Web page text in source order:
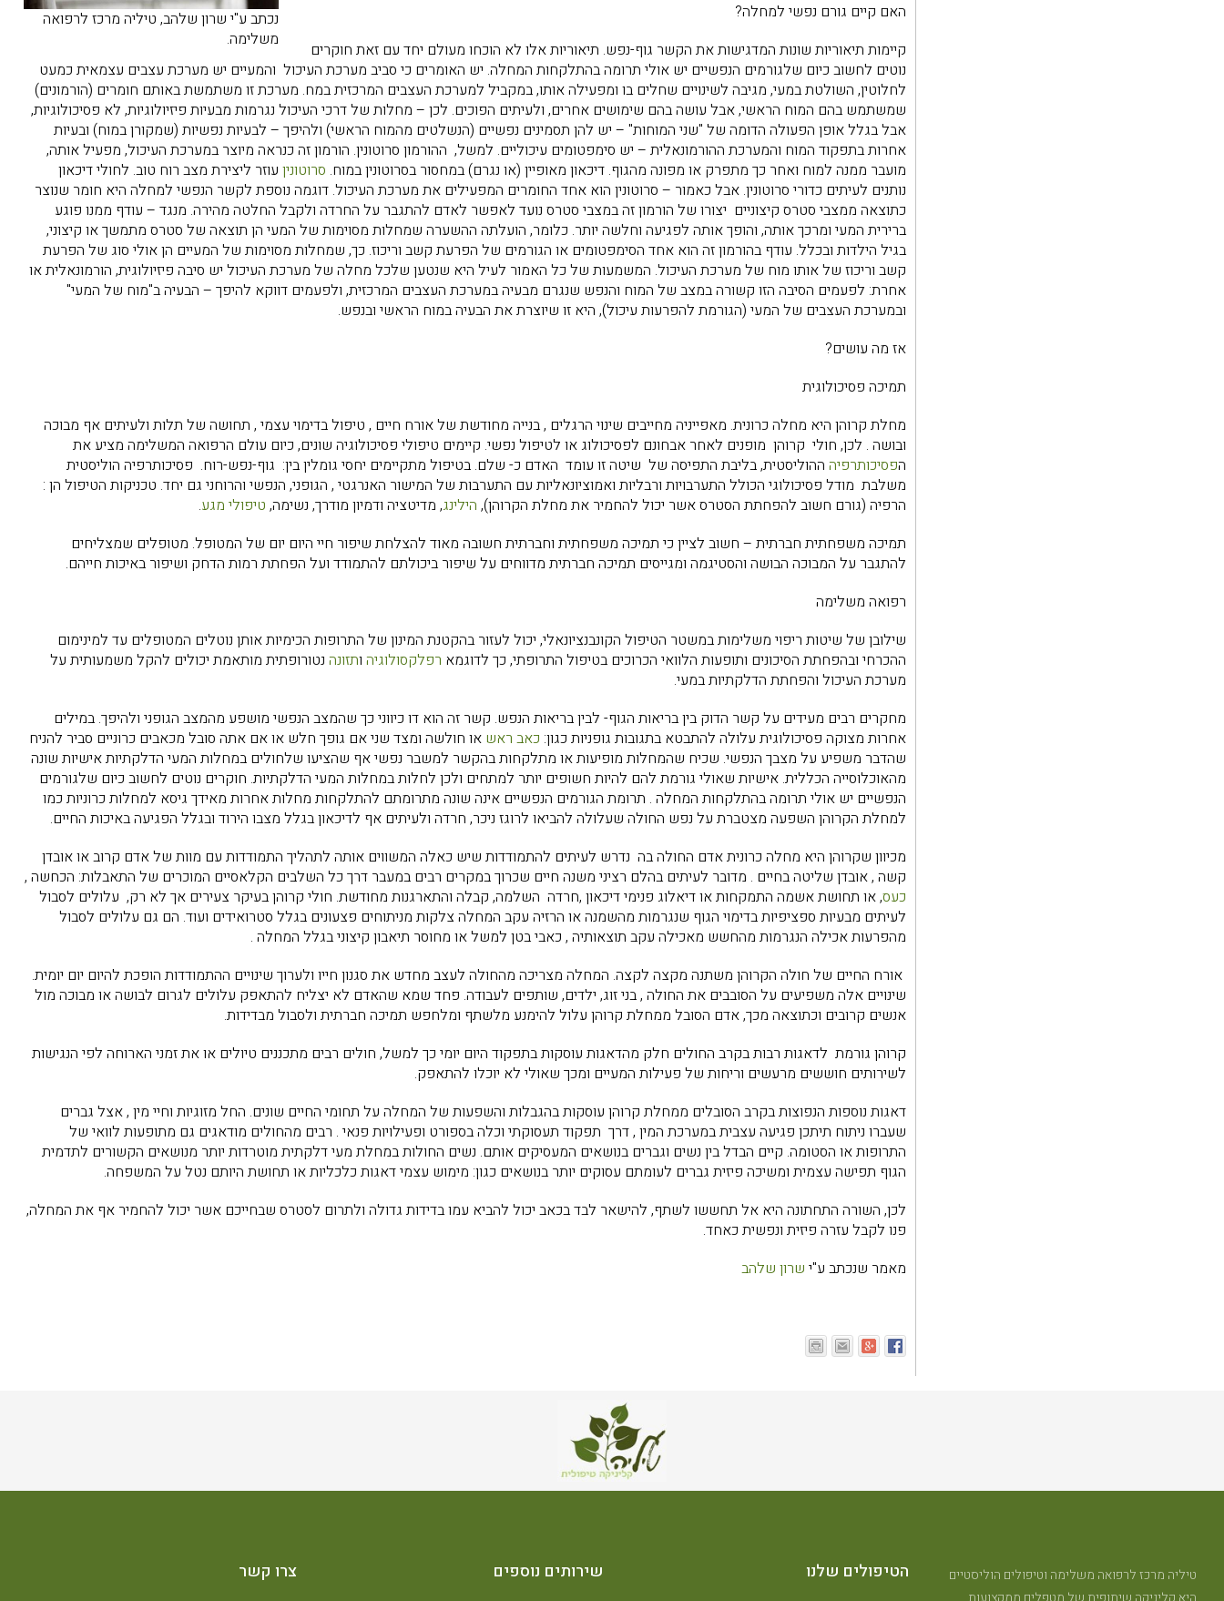
נכתב ע"י שרון שלהב, טיליה מרכז לרפואה
משלימה.
האם קיים גורם נפשי למחלה?
קיימות תיאוריות שונות המדגישות את הקשר גוף-נפש. תיאוריות אלו לא הוכחו מעולם יחד עם זאת חוקרים
נוטים לחשוב כיום שלגורמים הנפשיים יש אולי תרומה בהתלקחות המחלה. יש האומרים כי סביב מערכת העיכול והמעיים יש מערכת עצבים עצמאית כמעט
לחלוטין, השולטת במעי, מגיבה לשינויים שחלים בו ומפעילה אותו, במקביל למערכת העצבים המרכזית במח. מערכת זו משתמשת באותם חומרים (הורמונים)
שמשתמש בהם המוח הראשי, אבל עושה בהם שימושים אחרים, ולעיתים הפוכים. לכן – מחלות של דרכי העיכול נגרמות מבעיות פיזיולוגיות, לא פסיכולוגיות,
אבל בגלל אופן הפעולה הדומה של "שני המוחות" – יש להן תסמינים נפשיים (הנשלטים מהמוח הראשי) ולהיפך – לבעיות נפשיות (שמקורן במוח) ובעיות
אחרות בתפקוד המוח והמערכת ההורמונאלית – יש סימפטומים עיכוליים. למשל, ההורמון סרוטונין. הורמון זה כנראה מיוצר במערכת העיכול, מפעיל אותה,
מועבר ממנה למוח ואחר כך מתפרק או מפונה מהגוף. דיכאון מאופיין (או נגרם) במחסור בסרוטונין במוח. סרוטוניןעוזר ליצירת מצב רוח טוב. לחולי דיכאון
נותנים לעיתים כדורי סרוטונין. אבל כאמור – סרוטונין הוא אחד החומרים המפעילים את מערכת העיכול. דוגמה נוספת לקשר הנפשי למחלה היא חומר שנוצר
כתוצאה ממצבי סטרס קיצוניים יצורו של הורמון זה במצבי סטרס נועד לאפשר לאדם להתגבר על החרדה ולקבל החלטה מהירה. מנגד – עודף ממנו פוגע
ברירית המעי ומרכך אותה, והופך אותה לפגיעה וחלשה יותר. כלומר, הועלתה ההשערה שמחלות מסוימות של המעי הן תוצאה של סטרס מתמשך או קיצוני,
בגיל הילדות ובכלל. עודף בהורמון זה הוא אחד הסימפטומים או הגורמים של הפרעת קשב וריכוז. כך, שמחלות מסוימות של המעיים הן אולי סוג של הפרעת
קשב וריכוז של אותו מוח של מערכת העיכול. המשמעות של כל האמור לעיל היא שנטען שלכל מחלה של מערכת העיכול יש סיבה פיזיולוגית, הורמונאלית או
אחרת: לפעמים הסיבה הזו קשורה במצב של המוח והנפש שנגרם מבעיה במערכת העצבים המרכזית, ולפעמים דווקא להיפך – הבעיה ב"מוח של המעי"
ובמערכת העצבים של המעי (הגורמת להפרעות עיכול), היא זו שיוצרת את הבעיה במוח הראשי ובנפש.
אז מה עושים?
תמיכה פסיכולוגית
מחלת קרוהן היא מחלה כרונית. מאפייניה מחייבים שינוי הרגלים , בנייה מחודשת של אורח חיים , טיפול בדימוי עצמי , תחושה של תלות ולעיתים אף מבוכה
ובושה . לכן, חולי קרוהן מופנים לאחר אבחונם לפסיכולוג או לטיפול נפשי. קיימים טיפולי פסיכולוגיה שונים, כיום עולם הרפואה המשלימה מציע את
הפסיכותרפיהההוליסטית, בליבת התפיסה של שיטה זו עומד האדם כ- שלם. בטיפול מתקיימים יחסי גומלין בין: גוף-נפש-רוח. פסיכותרפיה הוליסטית
משלבת מודל פסיכולוגי הכולל התערבויות ורבליות ואמוציונאליות עם התערבות של המישור האנרגטי , הגופני, הנפשי והרוחני גם יחד. טכניקות הטיפול הן :
הרפיה (גורם חשוב להפחתת הסטרס אשר יכול להחמיר את מחלת הקרוהן), הילינג, מדיטציה ודמיון מודרך, נשימה, טיפולי מגע.
תמיכה משפחתית חברתית – חשוב לציין כי תמיכה משפחתית וחברתית חשובה מאוד להצלחת שיפור חיי היום יום של המטופל. מטופלים שמצליחים
להתגבר על המבוכה הבושה והסטיגמה ומגייסים תמיכה חברתית מדווחים על שיפור ביכולתם להתמודד ועל הפחתת רמות הדחק ושיפור באיכות חייהם.
רפואה משלימה
שילובן של שיטות ריפוי משלימות במשטר הטיפול הקונבנציונאלי, יכול לעזור בהקטנת המינון של התרופות הכימיות אותן נוטלים המטופלים עד למינימום
ההכרחי ובהפחתת הסיכונים ותופעות הלוואי הכרוכים בטיפול התרופתי, כך לדוגמא רפלקסולוגיהותזונהנטורופתית מותאמת יכולים להקל משמעותית על
מערכת העיכול והפחתת הדלקתיות במעי.
מחקרים רבים מעידים על קשר הדוק בין בריאות הגוף- לבין בריאות הנפש. קשר זה הוא דו כיווני כך שהמצב הנפשי מושפע מהמצב הגופני ולהיפך. במילים
אחרות מצוקה פסיכולוגית עלולה להתבטא בתגובות גופניות כגון: כאב ראש או חולשה ומצד שני אם גופך חלש או אם אתה סובל מכאבים כרוניים סביר להניח
שהדבר משפיע על מצבך הנפשי. שכיח שהמחלות מופיעות או מתלקחות בהקשר למשבר נפשי אף שהציעו שלחולים במחלות המעי הדלקתיות אישיות שונה
מהאוכלוסייה הכללית. אישיות שאולי גורמת להם להיות חשופים יותר למתחים ולכן לחלות במחלות המעי הדלקתיות. חוקרים נוטים לחשוב כיום שלגורמים
הנפשיים יש אולי תרומה בהתלקחות המחלה . תרומת הגורמים הנפשיים אינה שונה מתרומתם להתלקחות מחלות אחרות מאידך גיסא למחלות כרוניות כמו
למחלת הקרוהן השפעה מצטברת על נפש החולה שעלולה להביאו לרוגז ניכר, חרדה ולעיתים אף לדיכאון בגלל מצבו הירוד ובגלל הפגיעה באיכות החיים.
מכיוון שקרוהן היא מחלה כרונית אדם החולה בה נדרש לעיתים להתמודדות שיש כאלה המשווים אותה לתהליך התמודדות עם מוות של אדם קרוב או אובדן
קשה , אובדן שליטה בחיים . מדובר לעיתים בהלם רציני משנה חיים שכרוך במקרים רבים במעבר דרך כל השלבים הקלאסיים המוכרים של התאבלות: הכחשה ,
כעס, או תחושת אשמה התמקחות או דיאלוג פנימי דיכאון ,חרדה השלמה, קבלה והתארגנות מחודשת. חולי קרוהן בעיקר צעירים אך לא רק, עלולים לסבול
לעיתים מבעיות ספציפיות בדימוי הגוף שנגרמות מהשמנה או הרזיה עקב המחלה צלקות מניתוחים פצעונים בגלל סטרואידים ועוד. הם גם עלולים לסבול
מהפרעות אכילה הנגרמות מהחשש מאכילה עקב תוצאותיה , כאבי בטן למשל או מחוסר תיאבון קיצוני בגלל המחלה .
אורח החיים של חולה הקרוהן משתנה מקצה לקצה. המחלה מצריכה מהחולה לעצב מחדש את סגנון חייו ולערוך שינויים ההתמודדות הופכת להיום יום יומית.
שינויים אלה משפיעים על הסובבים את החולה , בני זוג, ילדים, שותפים לעבודה. פחד שמא שהאדם לא יצליח להתאפק עלולים לגרום לבושה או מבוכה מול
אנשים קרובים וכתוצאה מכך, אדם הסובל ממחלת קרוהן עלול להימנע מלשתף ומלחפש תמיכה חברתית ולסבול מבדידות.
קרוהן גורמת לדאגות רבות בקרב החולים חלק מהדאגות עוסקות בתפקוד היום יומי כך למשל, חולים רבים מתכננים טיולים או את זמני הארוחה לפי הנגישות
לשירותים חוששים מרעשים וריחות של פעילות המעיים ומכך שאולי לא יוכלו להתאפק.
דאגות נוספות הנפוצות בקרב הסובלים ממחלת קרוהן עוסקות בהגבלות והשפעות של המחלה על תחומי החיים שונים. החל מזוגיות וחיי מין , אצל גברים
שעברו ניתוח תיתכן פגיעה עצבית במערכת המין , דרך תפקוד תעסוקתי וכלה בספורט ופעילויות פנאי . רבים מהחולים מודאגים גם מתופעות לוואי של
התרופות או הסטומה. קיים הבדל בין נשים וגברים בנושאים המעסיקים אותם. נשים החולות במחלת מעי דלקתית מוטרדות יותר מנושאים הקשורים לתדמית
הגוף תפישה עצמית ומשיכה פיזית גברים לעומתם עסוקים יותר בנושאים כגון: מימוש עצמי דאגות כלכליות או תחושת היותם נטל על המשפחה.
לכן, השורה התחתונה היא אל תחששו לשתף, להישאר לבד בכאב יכול להביא עמו בדידות גדולה ולתרום לסטרס שבחייכם אשר יכול להחמיר אף את המחלה,
פנו לקבל עזרה פיזית ונפשית כאחד.
מאמר שנכתב ע"י שרון שלהב
טיליה מרכז לרפואה משלימה וטיפולים הוליסטיים
הטיפולים שלנו שירותים נוספים צרו קשר